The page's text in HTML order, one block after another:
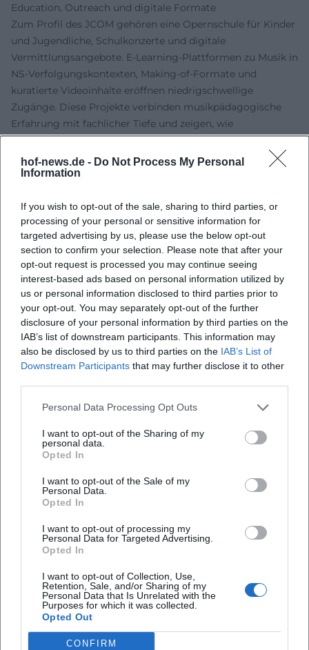
hof-news.de - Do Not Process My Personal
Information
If you wish to opt-out of the sale, sharing to third parties, or
processing of your personal or sensitive information for
targeted advertising by us, please use the below opt-out
section to confirm your selection. Please note that after your
opt-out request is processed you may continue seeing
interest-based ads based on personal information utilized by
us or personal information disclosed to third parties prior to
your opt-out. You may separately opt-out of the further
disclosure of your personal information by third parties on the
IAB’s list of downstream participants. This information may
also be disclosed by us to third parties on the IAB’s List of
Downstream Participants that may further disclose it to other
Personal Data Processing Opt Outs
I want to opt-out of the Sharing of my
personal data.
Opted In
I want to opt-out of the Sale of my
Personal Data.
Opted In
I want to opt-out of processing my
Personal Data for Targeted Advertising.
Opted In
I want to opt-out of Collection, Use,
Retention, Sale, and/or Sharing of my
Personal Data that Is Unrelated with the
Purposes for which it was collected.
Opted Out
CONFIRM
Education, Outreach und digitale Formate
Zum Profil des JCOM gehören eine Opernschule für Kinder
und Jugendliche, Schulkonzerte und digitale
Vermittlungsangebote. E-Learning-Plattformen zu Musik in
NS-Verfolgungskontexten, Making-of-Formate und
kuratierte Videoinhalte eröffnen niedrigschwellige
Zugänge. Diese Projekte verbinden musikpädagogische
Erfahrung mit fachlicher Tiefe und zeigen, wie
Vertrauenswürdigkeit und Verantwortung zur DNA eines
zeitgenössischen Kulturakteurs gehören. Das Orchester
stellt damit sicher, dass das Konzert nicht nur im
Erinnerungskultur und die Erweiterung des Repertoires
hinein.
Kultureller Einfluss und gesellschaftliche Relevanz
JCOM versteht seine künstlerische Arbeit als Beitrag zu
einer pluralen Erinnerungskultur. Die Wiederentdeckung
vergessener Stimmen und die Kontextualisierung
bekannter Werke erzeugen neue Hörpositionen – jenseits
musealer Nostalgie. Damit prägt das Orchester den
Diskurs über jüdische Musik im 21. Jahrhundert: Es zeigt,
wie vielgestaltig jüdische Identität in Klang übergeht, wie
Komposition und Produktion auf historische Traumata
reagieren und wie künstlerische Entwicklung im Hier und
Jetzt Selbstverständnis stiftet. In der Summe entsteht ein
Ort von Geschichte, Ästhetik und Dialog begreift.
Aktuelle Projekte und Spielzeit-Schwerpunkte
Hauses in thematischen Zyklen und Musiktheaterprojekten.
In szenischen und semi-szenischen Umsetzungen bringt
inspirierten Singspielen auf die Bühne und knüpft damit an
die Tradition programmatisch erzählender Konzertabende
an. Tourneen und Gastspiele erweitern den Diskursraum:
Die Programme werden in unterschiedlichen Städten,
Konzerthäusern und Kontexten erlebt und diskutiert.
Gerade diese räumliche und institutionelle Mobilität trägt
zur Autorität des Ensembles im internationalen